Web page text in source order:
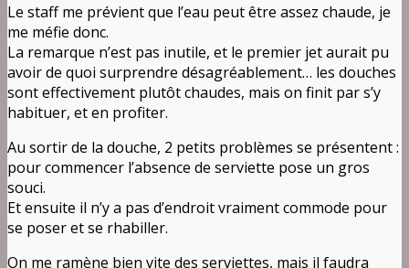
Le staff me prévient que l’eau peut être assez chaude, je
me méfie donc.
La remarque n’est pas inutile, et le premier jet aurait pu
avoir de quoi surprendre désagréablement… les douches
sont effectivement plutôt chaudes, mais on finit par s’y
habituer, et en profiter.
Au sortir de la douche, 2 petits problèmes se présentent :
pour commencer l’absence de serviette pose un gros
souci.
Et ensuite il n’y a pas d’endroit vraiment commode pour
se poser et se rhabiller.
On me ramène bien vite des serviettes, mais il faudra